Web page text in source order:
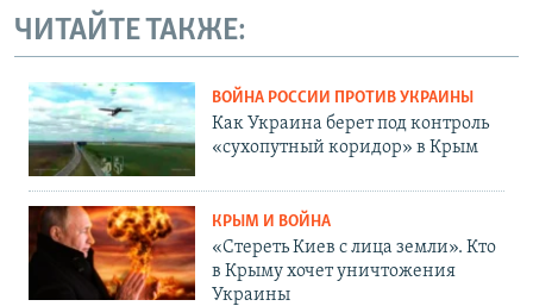
ЧИТАЙТЕ ТАКЖЕ:
ВОЙНА РОССИИ ПРОТИВ УКРАИНЫ
Как Украина берет под контроль
«сухопутный коридор» в Крым
КРЫМ И ВОЙНА
«Стереть Киев с лица земли». Кто
в Крыму хочет уничтожения
Украины